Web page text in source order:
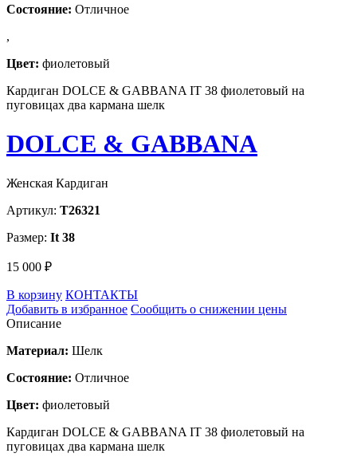
Состояние: Отличное
,
Цвет: фиолетовый
Кардиган DOLCE & GABBANA IT 38 фиолетовый на
пуговицах два кармана шелк
DOLCE & GABBANA
Женская Кардиган
Артикул: T26321
Размер: It 38
15 000 ₽
В корзину КОНТАКТЫ
Добавить в избранное Сообщить о снижении цены
Описание
Материал: Шелк
Состояние: Отличное
Цвет: фиолетовый
Кардиган DOLCE & GABBANA IT 38 фиолетовый на
пуговицах два кармана шелк